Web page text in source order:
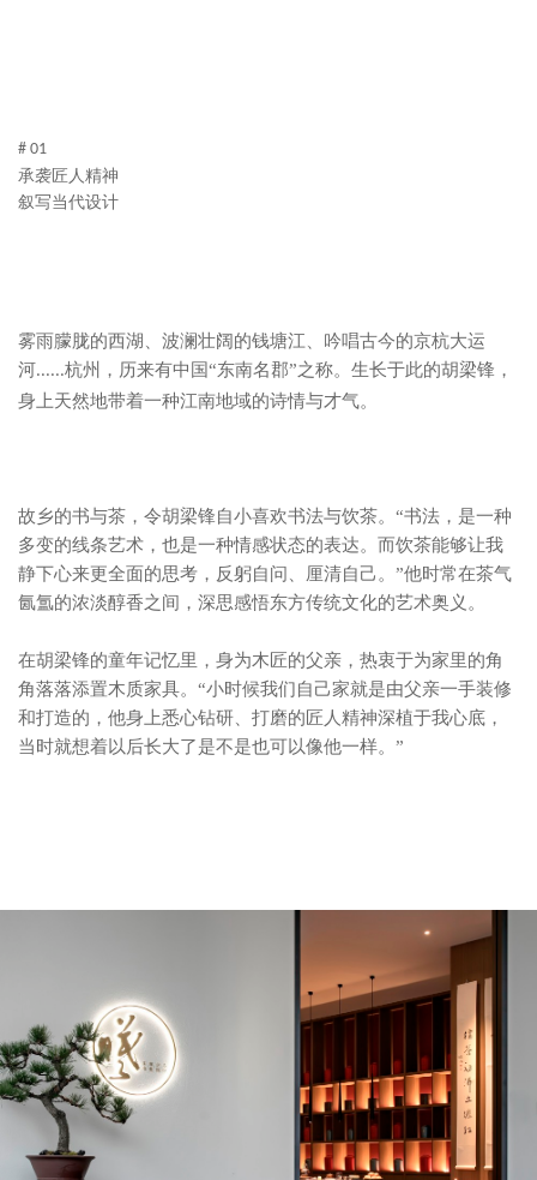
# 01
承袭匠人精神
叙写当代设计
雾雨朦胧的西湖、波澜壮阔的钱塘江、吟唱古今的京杭大运
河......杭州，历来有中国“东南名郡”之称。生长于此的胡梁锋，
身上天然地带着一种江南地域的诗情与才气。
故乡的书与茶，令胡梁锋自小喜欢书法与饮茶。 “书法，是一种
多变的线条艺术，也是一种情感状态的表达。而饮茶能够让我
静下心来更全面的思考，反躬自问、厘清自己。”他时常在茶气
氤氲的浓淡醇香之间，深思感悟东方传统文化的艺术奥义。
在胡梁锋的童年记忆里，身为木匠的父亲，热衷于为家里的角
角落落添置木质家具。 “小时候我们自己家就是由父亲一手装修
和打造的，他身上悉心钻研、打磨的匠人精神深植于我心底，
当时就想着以后长大了是不是也可以像他一样。”